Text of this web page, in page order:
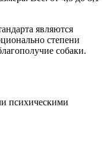
являются
степени
собаки.
психическими